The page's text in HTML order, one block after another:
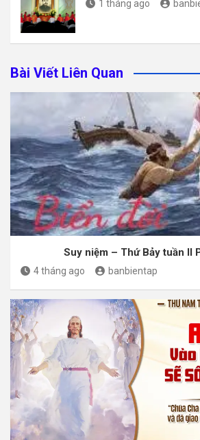
1 tháng ago
Bài Viết Liên Quan
Suy niệm – Thứ Bảy tuần II
4 tháng ago banbientap